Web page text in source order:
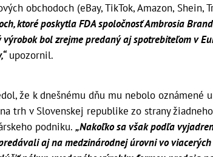
obchodoch (eBay, TikTok, Amazon, Shein,
ktoré poskytla FDA spoločnosť Ambrosia
bol zrejme predaný aj spotrebiteľom v
upozornil.
že k dnešnému dňu mu nebolo
trh v Slovenskej republike zo strany
podniku. „Nakoľko sa však podľa
aj na medzinárodnej úrovni vo